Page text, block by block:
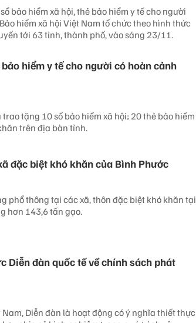
bảo hiểm xã hội, thẻ bảo hiểm y tế cho người
hiểm xã hội Việt Nam tổ chức theo hình thức
tới 63 tỉnh, thành phố, vào sáng 23/11.
hiểm y tế cho người có hoàn cảnh
tặng 10 sổ bảo hiểm xã hội; 20 thẻ bảo hiểm
trên địa bàn tỉnh.
đặc biệt khó khăn của Bình Phước
phổ thông tại các xã, thôn đặc biệt khó khăn tại
hơn 143,6 tấn gạo.
Diễn đàn quốc tế về chính sách phát
Diễn đàn là hoạt động có ý nghĩa thiết thực